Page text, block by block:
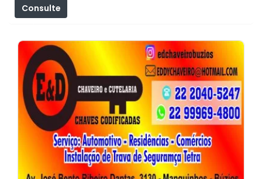
Consulte